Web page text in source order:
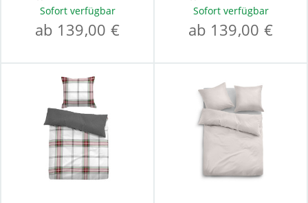
Sofort verfügbar
ab 139,00 €
Sofort verfügbar
ab 139,00 €